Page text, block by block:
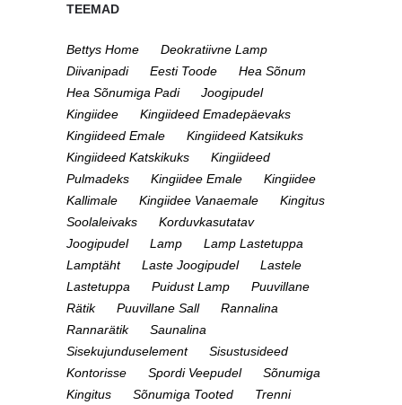
TEEMAD
Bettys Home
Deokratiivne Lamp
Diivanipadi
Eesti Toode
Hea Sõnum
Hea Sõnumiga Padi
Joogipudel
Kingiidee
Kingiideed Emadepäevaks
Kingiideed Emale
Kingiideed Katsikuks
Kingiideed Katskikuks
Kingiideed
Pulmadeks
Kingiidee Emale
Kingiidee
Kallimale
Kingiidee Vanaemale
Kingitus
Soolaleivaks
Korduvkasutatav
Joogipudel
Lamp
Lamp Lastetuppa
Lamptäht
Laste Joogipudel
Lastele
Lastetuppa
Puidust Lamp
Puuvillane
Rätik
Puuvillane Sall
Rannalina
Rannarätik
Saunalina
Sisekujunduselement
Sisustusideed
Kontorisse
Spordi Veepudel
Sõnumiga
Kingitus
Sõnumiga Tooted
Trenni